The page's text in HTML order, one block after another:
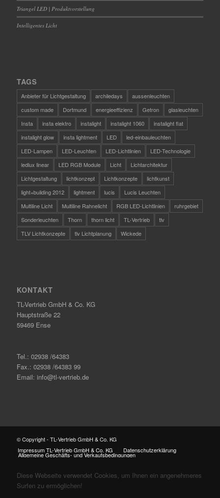
Triangel LED | Produktvorstellung
Intelligentes Licht
TAGS
Anbieter für Lichtgestaltung archiledays
aussenleuchten
custom made
Dortmund energieeffizienz Getron
glasleuchten
Insta
insta elektro instalight instalight 1060
instalight flat
instalight glow
insta lightment LED
led-einbauleuchten
LED-Lampen
LED-Leuchten LED-Lichtlinien
LED-Technologie
ledlux linear
LED RGB Module Licht
Lichtarchitektur
Lichtgestaltung
lichtkonzept Lichtkonzepte
lichtkunst
light+building 2012
lightment lucis
Lucis Leuchten
Multiline Licht
Multiline Rahnelicht RGB LED-Lichtlinien
ruhrgebiet
Sonderleuchten
Thorn thorn licht TL-Vertrieb
tlv
TLV Lichtkonzepte
tlv Lichtplanung Wickede
KONTAKT
TL-Vertrieb GmbH & Co. KG
Hauptstraße 22
59469 Ense
Tel.: 02938 /64383
Fax.: 02938 /64383 99
Email: info@tl-vertrieb.de
© Copyright - TL-Vertrieb GmbH & Co. KG
Impressum TL-Vertrieb GmbH & Co. KG
Datenschutzerklärung
Allgemeine Geschäfts- und Verkaufsbedingungen
Diese Webseite verwendet Cookies, um Ihnen ein angenehmeres
Surfen zu ermöglichen!